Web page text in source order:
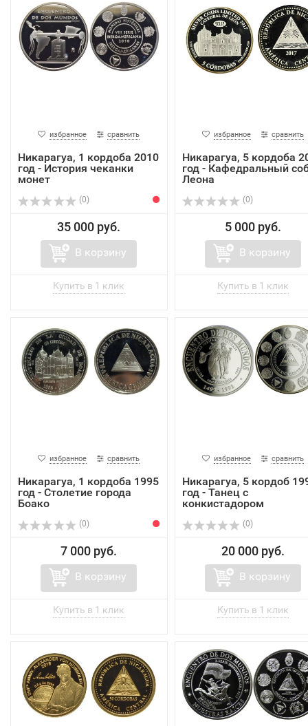
избранное сравнить
Никарагуа, 1 кордоба 2010
год - История чеканки
монет
(0)
35 000 руб.
В корзину
избранное сравнить
Никарагуа, 5 кордоба
год - Кафедральный
Леона
(0)
5 000 руб.
В корзину
избранное сравнить
Никарагуа, 1 кордоба 1995
год - Столетие города
Боако
(0)
7 000 руб.
В корзину
избранное сравнить
Никарагуа, 5 кордоб
год - Танец с
конкистадором
(0)
20 000 руб.
В корзину